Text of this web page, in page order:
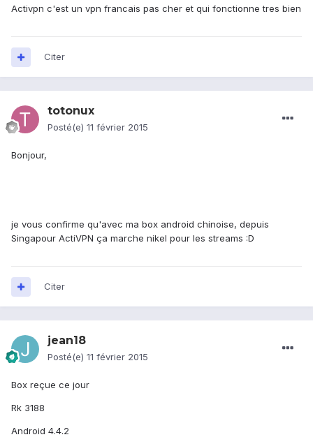
Activpn c'est un vpn francais pas cher et qui fonctionne tres bien
Citer
totonux
Posté(e) 11 février 2015
Bonjour,
je vous confirme qu'avec ma box android chinoise, depuis
Singapour ActiVPN ça marche nikel pour les streams :D
Citer
jean18
Posté(e) 11 février 2015
Box reçue ce jour
Rk 3188
Android 4.4.2